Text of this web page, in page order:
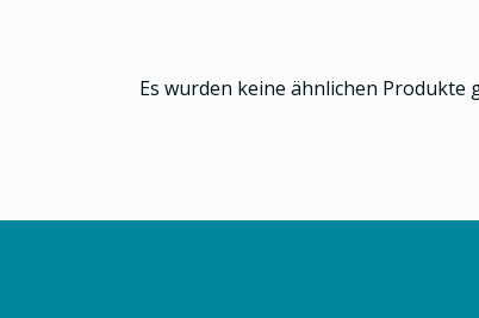
Es wurden keine ähnlichen Produkte